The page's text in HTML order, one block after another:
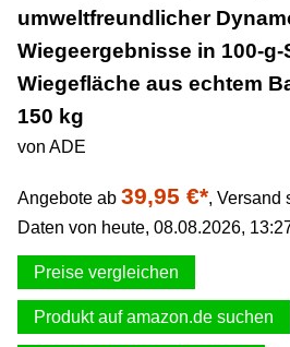
Presse
Datenschutz
umweltfreundlicher
Wiegeergebnisse in 100-
Wiegefläche aus echtem
150 kg
von ADE
Angebote ab 39,95 €*, Versand
Daten von heute, 08.08.2026,
Preise vergleichen
Produkt auf amazon.de suchen